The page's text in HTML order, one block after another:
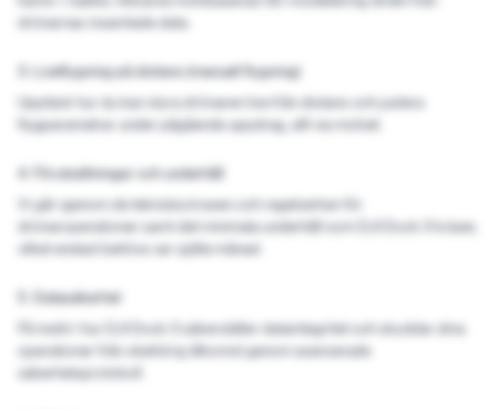
drönarnas insamlade data.
3. Liveflygning på distans (manuell flygning)
Upptäck hur du kan styra drönaren live från distans och justera
flygparametrar under pågående uppdrag, allt via molnet.
4. Förutsättningar och underhåll
Vi går igenom de tekniska kraven och regelverken för
drönaroperationer samt det minimala underhåll som DJI Dock 3 kräver,
vilket endast behövs var sjätte månad.
5. Datasäkerhet
Få insikt i hur DJI Dock 3 säkerställer dataintegritet och skyddar dina
operationer från obehörig åtkomst genom avancerade
säkerhetsprotokoll.